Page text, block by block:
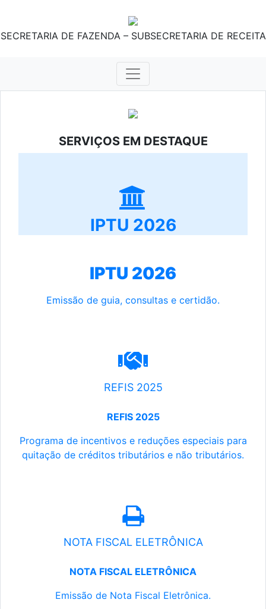
SECRETARIA DE FAZENDA – SUBSECRETARIA DE RECEITA
SERVIÇOS EM DESTAQUE
IPTU 2026
IPTU 2026
Emissão de guia, consultas e certidão.
REFIS 2025
REFIS 2025
Programa de incentivos e reduções especiais para
quitação de créditos tributários e não tributários.
NOTA FISCAL ELETRÔNICA
NOTA FISCAL ELETRÔNICA
Emissão de Nota Fiscal Eletrônica.